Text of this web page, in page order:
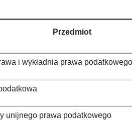
Przedmiot
i wykładnia prawa podatkowego
unijnego prawa podatkowego